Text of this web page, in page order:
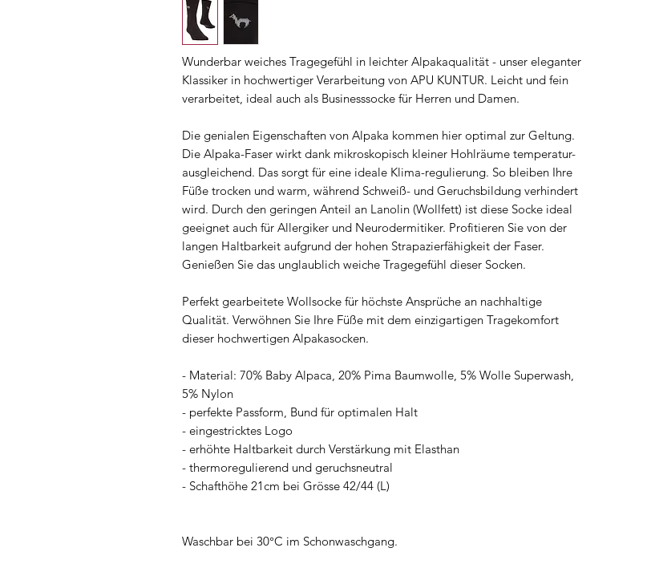
Wunderbar weiches Tragegefühl in leichter Alpakaqualität - unser eleganter
Klassiker in hochwertiger Verarbeitung von APU KUNTUR. Leicht und fein
verarbeitet, ideal auch als Businesssocke für Herren und Damen.
Die genialen Eigenschaften von Alpaka kommen hier optimal zur Geltung.
Die Alpaka-Faser wirkt dank mikroskopisch kleiner Hohlräume temperatur-
ausgleichend. Das sorgt für eine ideale Klima-regulierung. So bleiben Ihre
Füße trocken und warm, während Schweiß- und Geruchsbildung verhindert
wird. Durch den geringen Anteil an Lanolin (Wollfett) ist diese Socke ideal
geeignet auch für Allergiker und Neurodermitiker. Profitieren Sie von der
langen Haltbarkeit aufgrund der hohen Strapazierfähigkeit der Faser.
Genießen Sie das unglaublich weiche Tragegefühl dieser Socken.
Perfekt gearbeitete Wollsocke für höchste Ansprüche an nachhaltige
Qualität. Verwöhnen Sie Ihre Füße mit dem einzigartigen Tragekomfort
dieser hochwertigen Alpakasocken.
- Material: 70% Baby Alpaca, 20% Pima Baumwolle, 5% Wolle Superwash,
5% Nylon
- perfekte Passform, Bund für optimalen Halt
- eingestricktes Logo
- erhöhte Haltbarkeit durch Verstärkung mit Elasthan
- thermoregulierend und geruchsneutral
- Schafthöhe 21cm bei Grösse 42/44 (L)
Waschbar bei 30°C im Schonwaschgang.